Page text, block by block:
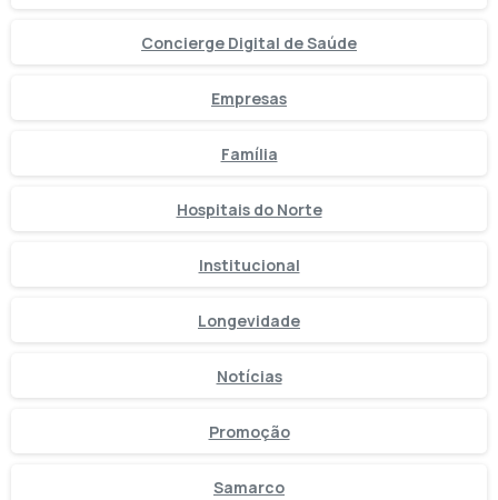
Concierge Digital de Saúde
Empresas
Família
Hospitais do Norte
Institucional
Longevidade
Notícias
Promoção
Samarco